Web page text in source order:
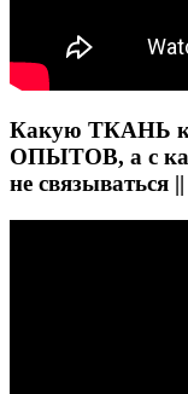
Какую ТКАНЬ
ОПЫТОВ, а с
не связываться